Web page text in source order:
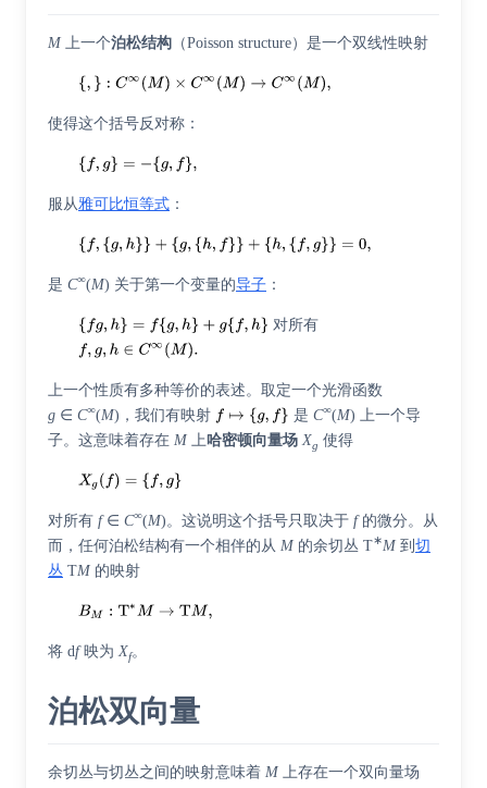
M 上一个泊松结构 （Poisson structure）是一个双线性映射
使得这个括号反对称 ：
服从雅可比恒等式 ：
是 C∞(M) 关于第一个变量的导子 ：
对所有
上一个性质有多种等价的表述。取定一个光滑函数
g ∈ C∞(M)，我们有映射 是C∞(M) 上一个导
子。这意味着存在 M 上哈密顿向量场 Xg 使得
对所有 f∈ C∞(M)。这说明这个括号只取决于 f的微分。从
而，任何泊松结构有一个相伴的从 M 的余切丛 T∗M 到 切
丛 TM 的映射
将 df映为Xf。
泊松双向量
余切丛与切丛之间的映射意味着 M 上存在一个双向量场